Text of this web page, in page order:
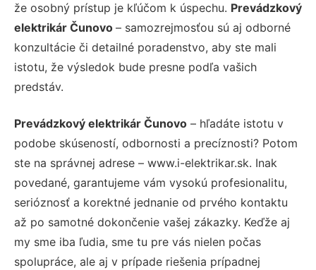
že osobný prístup je kľúčom k úspechu. Prevádzkový
elektrikár Čunovo – samozrejmosťou sú aj odborné
konzultácie či detailné poradenstvo, aby ste mali
istotu, že výsledok bude presne podľa vašich
predstáv.
Prevádzkový elektrikár Čunovo – hľadáte istotu v
podobe skúseností, odbornosti a precíznosti? Potom
ste na správnej adrese – www.i-elektrikar.sk. Inak
povedané, garantujeme vám vysokú profesionalitu,
serióznosť a korektné jednanie od prvého kontaktu
až po samotné dokončenie vašej zákazky. Keďže aj
my sme iba ľudia, sme tu pre vás nielen počas
spolupráce, ale aj v prípade riešenia prípadnej